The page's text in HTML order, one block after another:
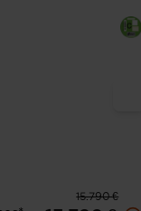
15.790 €